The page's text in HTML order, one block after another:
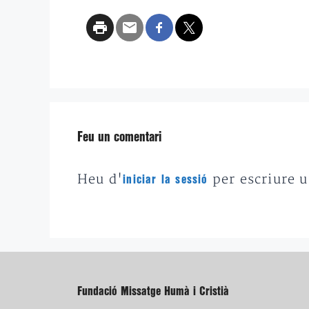
Feu un comentari
Heu d'iniciar la sessió per escriure
Fundació Missatge Humà i Cristià